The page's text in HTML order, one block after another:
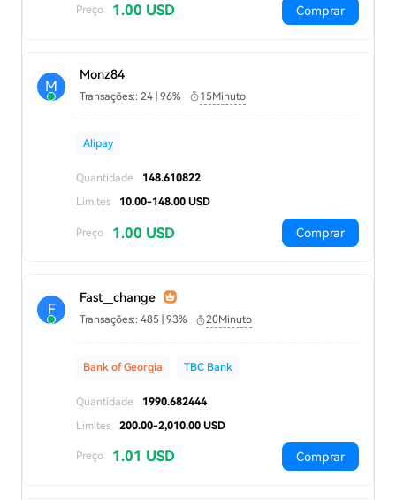
Preço 1.00 USD Comprar
M
Monz84
Transações:: 24 | 96% 15Minuto
Alipay
Quantidade
148.610822
Limites
10.00-148.00 USD
Preço 1.00 USD Comprar
F
Fast__change
Transações:: 485 | 93% 20Minuto
Bank of Georgia TBC Bank
Quantidade
1990.682444
Limites
200.00-2,010.00 USD
Preço 1.01 USD Comprar